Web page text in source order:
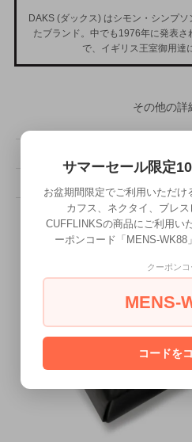
DAKS (ダックス) はシモン・シンプ
たブランド。中でも1976年に発表さ
で、イギリス王室御用達
その他の詳
サマーセール限定
お盆期間限定でご利用いただけ
カフス、ネクタイ、ブレ
CUFFLINKSの商品にご利用い
ーポンコード「MENS-WK88
クーポンコ
MENS-
コードを